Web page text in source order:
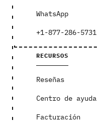
WhatsApp
+1-877-286-5731
RECURSOS
Reseñas
Centro de ayuda
Facturación